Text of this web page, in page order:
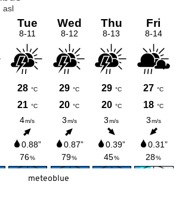
meteoblue